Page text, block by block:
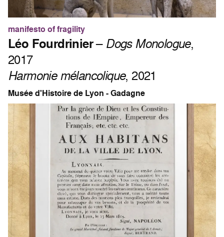
manifesto of fragility
Léo Fourdrinier– Dogs Monologue,
2017
Harmonie mélancolique, 2021
Musée d'Histoire de Lyon - Gadagne